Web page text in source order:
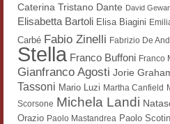
Didattica
Master INFOTEXT
Workshop DH
Summer School DH
Caterina Tristano Dante David
Elisabetta Bartoli Elisa Biagini
Carbé Fabio Zinelli Fabrizio De
Stella Franco Buffoni Franco
Gianfranco Agosti Jorie
Tassoni Mario Luzi Martha Canfield
Scorsone Michela Landi
Orazio Paolo Mastandrea Paolo